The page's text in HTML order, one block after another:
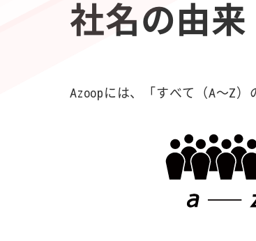
社名の由来
Azoopには、「すべて（A〜Z